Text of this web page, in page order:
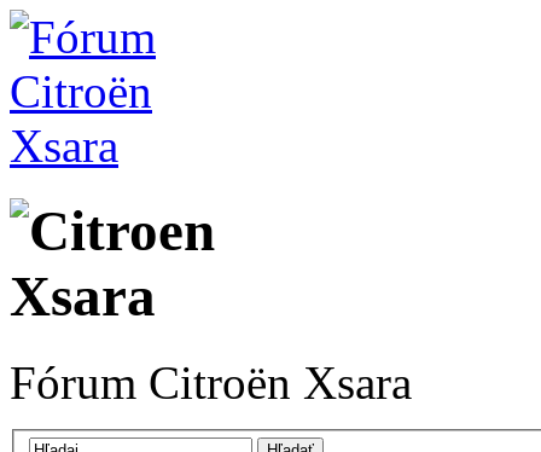
Fórum Citroën Xsara